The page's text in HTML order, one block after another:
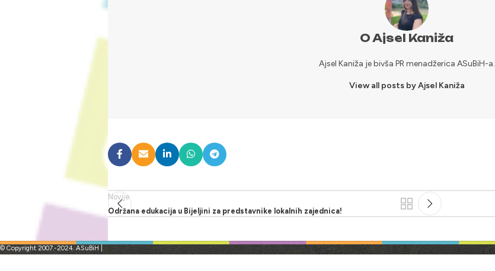
O Ajsel Kaniža
Ajsel Kaniža je bivša PR menadžerica ASuBiH-a.
View all posts by Ajsel Kaniža
Novije
Održana edukacija u Bijeljini za predstavnike lokalnih zajednica!
© Copyright 2007.-2024. ASuBiH |